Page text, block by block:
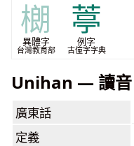
樃
異體字
台灣教育部
葶
例字
古僮字字典
Unihan — 讀音
廣東話
定義